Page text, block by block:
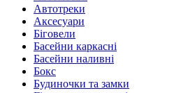
Автотреки
Аксесуари
Біговели
Басейни каркасні
Басейни наливні
Бокс
Будиночки та замки